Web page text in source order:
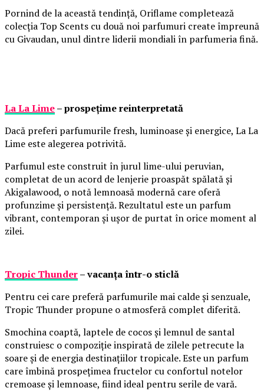
Pornind de la această tendință, Oriflame completează
colecția Top Scents cu două noi parfumuri create împreună
cu Givaudan, unul dintre liderii mondiali în parfumeria fină.
La La Lime– prospețime reinterpretată
Dacă preferi parfumurile fresh, luminoase și energice, La La
Lime este alegerea potrivită.
Parfumul este construit în jurul lime-ului peruvian,
completat de un acord de lenjerie proaspăt spălată și
Akigalawood, o notă lemnoasă modernă care oferă
profunzime și persistență. Rezultatul este un parfum
vibrant, contemporan și ușor de purtat în orice moment al
zilei.
Tropic Thunder– vacanța într-o sticlă
Pentru cei care preferă parfumurile mai calde și senzuale,
Tropic Thunder propune o atmosferă complet diferită.
Smochina coaptă, laptele de cocos și lemnul de santal
construiesc o compoziție inspirată de zilele petrecute la
soare și de energia destinațiilor tropicale. Este un parfum
care îmbină prospețimea fructelor cu confortul notelor
cremoase și lemnoase, fiind ideal pentru serile de vară.